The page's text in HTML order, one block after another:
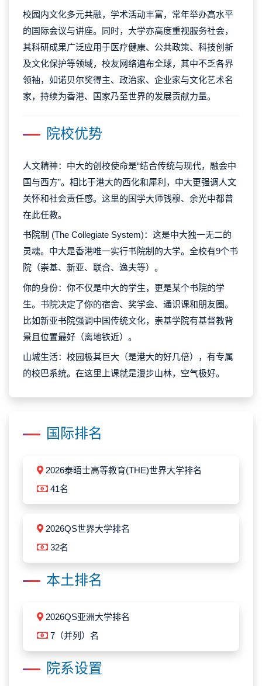
校园内文化多元共融，学术活动丰富，常年举办高水平
的国际会议与讲座。同时，大学亦高度重视服务社会，
其科研成果广泛应用于医疗健康、公共政策、科技创新
及文化保护等领域，校友网络遍布全球，其中不乏各界
领袖，如诺贝尔奖得主、政治家、企业家与文化艺术名
家，持续为香港、国家乃至世界的发展贡献力量。
院校优势
人文精神：中大的创校使命是“结合传统与现代，融会中
国与西方”。相比于港大的西化和犀利，中大更强调人文
关怀和社会责任感。这里的国学大师钱穆、余光中都曾
在此任教。
书院制 (The Collegiate System)：这是中大独一无二的
灵魂。中大是香港唯一实行书院制的大学。全校有9个书
院（崇基、新亚、联合、逸夫等）。
你的身份：你不仅是中大的学生，更是某个书院的学
生。书院决定了你的宿舍、奖学金、通识课和朋友圈。
比如新亚书院强调中国传统文化，崇基学院有基督教背
景且位置最好（离地铁近）。
山城生活：校园极其巨大（是港大的好几倍），有专属
的校巴系统。在这里上课就是漫步山林，空气极好。
国际排名
2026泰晤士高等教育(THE)世界大学排名
41名
2026QS世界大学排名
32名
本土排名
2026QS亚洲大学排名
7（并列）名
院系设置